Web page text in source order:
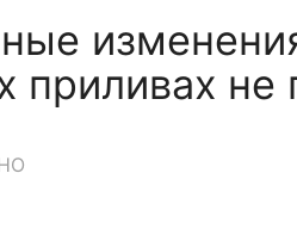
приливах не